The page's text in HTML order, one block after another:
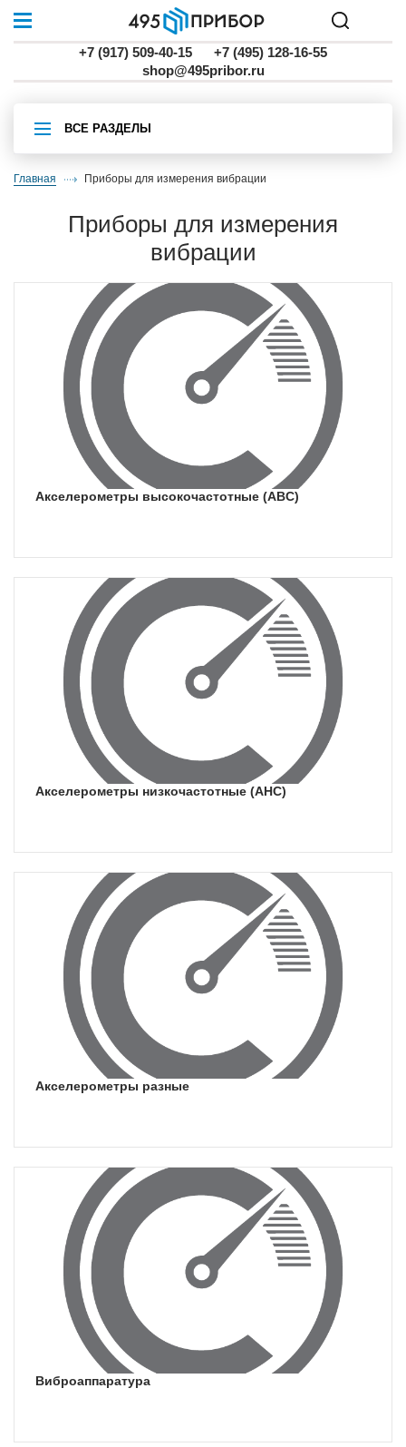
+7 (917) 509-40-15
+7 (495) 128-16-55
shop@495pribor.ru
ВСЕ РАЗДЕЛЫ
Главная Приборы для измерения вибрации
Приборы для измерения
вибрации
акселерометры высокочастотные (ABC)
акселерометры низкочастотные (АНС)
акселерометры разные
виброаппаратура